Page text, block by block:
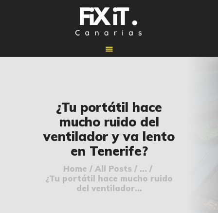
¿Tu portátil hace
mucho ruido del
ventilador y va lento
en Tenerife?
Home All Posts
...
¿Tu portátil hace mucho ruido
del ventilador...
🔧 REPARACIONES
🛠️ SERVICIOS
ADICIONALES
👉 SOLICITAR
PRESUPUESTO
📞 CONTACTOS